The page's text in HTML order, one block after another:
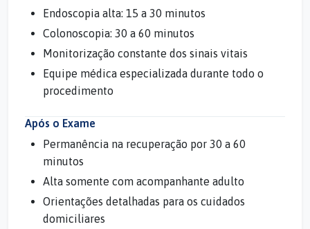
Endoscopia alta: 15 a 30 minutos
Colonoscopia: 30 a 60 minutos
Monitorização constante dos sinais vitais
Equipe médica especializada durante todo o
procedimento
Após o Exame
Permanência na recuperação por 30 a 60
minutos
Alta somente com acompanhante adulto
Orientações detalhadas para os cuidados
domiciliares